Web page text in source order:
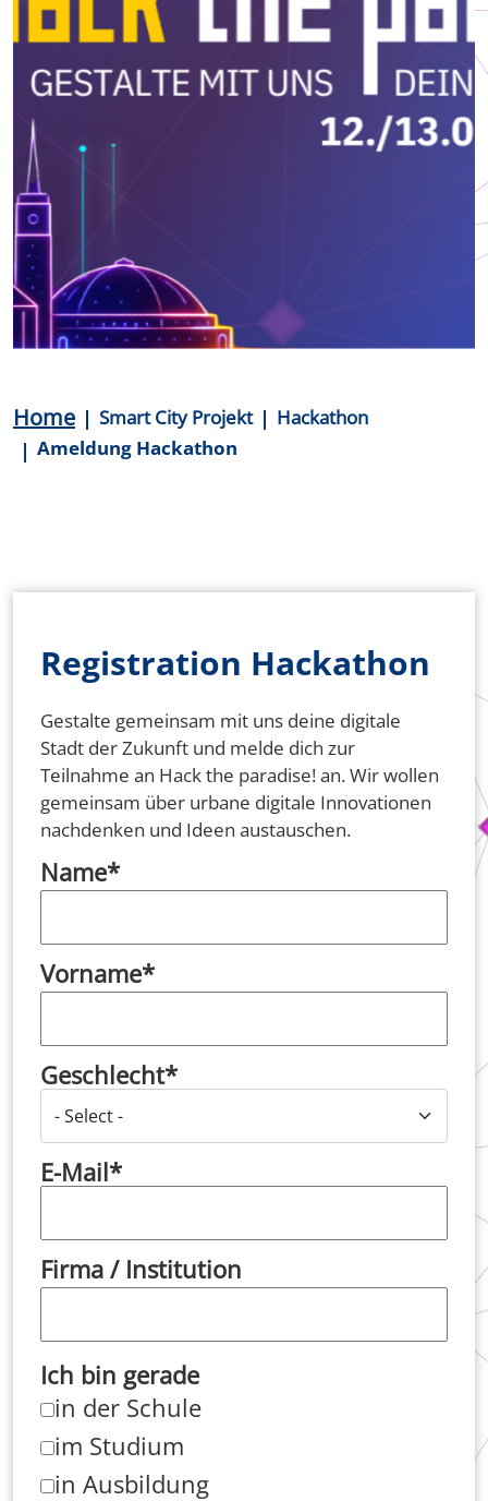
Breadcrumb
Home Smart City Projekt
Hackathon
Ameldung Hackathon
Registration Hackathon
Gestalte gemeinsam mit uns deine digitale
Stadt der Zukunft und melde dich zur
Teilnahme an Hack the paradise! an. Wir wollen
gemeinsam über urbane digitale Innovationen
nachdenken und Ideen austauschen.
Name
Vorname
Geschlecht
E-Mail
Firma / Institution
Ich bin gerade
in der Schule
im Studium
in Ausbildung